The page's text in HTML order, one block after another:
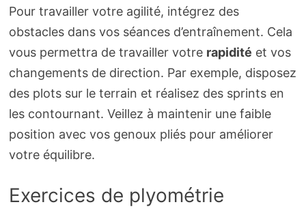
Pour travailler votre agilité, intégrez des
obstacles dans vos séances d’entraînement. Cela
vous permettra de travailler votre rapidité et vos
changements de direction. Par exemple, disposez
des plots sur le terrain et réalisez des sprints en
les contournant. Veillez à maintenir une faible
position avec vos genoux pliés pour améliorer
votre équilibre.
Exercices de plyométrie